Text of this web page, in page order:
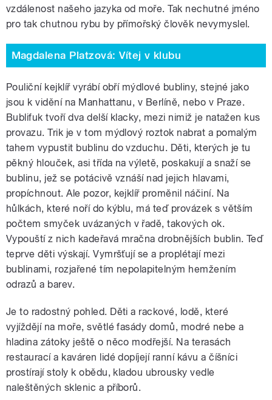
vzdálenost našeho jazyka od moře. Tak nechutné jméno
pro tak chutnou rybu by přímořský člověk nevymyslel.
Magdalena Platzová: Vítej v klubu
Pouliční kejklíř vyrábí obří mýdlové bubliny, stejné jako
jsou k vidění na Manhattanu, v Berlíně, nebo v Praze.
Bublifuk tvoří dva delší klacky, mezi nimiž je natažen kus
provazu. Trik je v tom mýdlový roztok nabrat a pomalým
tahem vypustit bublinu do vzduchu. Děti, kterých je tu
pěkný hlouček, asi třída na výletě, poskakují a snaží se
bublinu, jež se potácivě vznáší nad jejich hlavami,
propíchnout. Ale pozor, kejklíř proměnil náčiní. Na
hůlkách, které noří do kýblu, má teď provázek s větším
počtem smyček uvázaných v řadě, takových ok.
Vypouští z nich kadeřavá mračna drobnějších bublin. Teď
teprve děti výskají. Vymršťují se a proplétají mezi
bublinami, rozjařené tím nepolapitelným hemžením
odrazů a barev.
Je to radostný pohled. Děti a rackové, lodě, které
vyjíždějí na moře, světlé fasády domů, modré nebe a
hladina zátoky ještě o něco modřejší. Na terasách
restaurací a kaváren lidé dopíjejí ranní kávu a číšníci
prostírají stoly k obědu, kladou ubrousky vedle
naleštěných sklenic a příborů.